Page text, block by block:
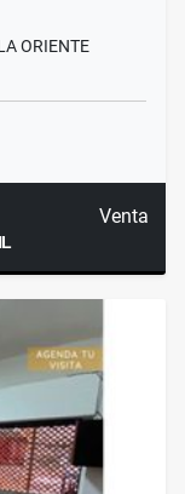
ORIENTE
Venta